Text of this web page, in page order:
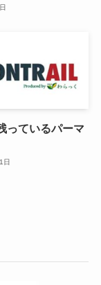
っているパーマ
日